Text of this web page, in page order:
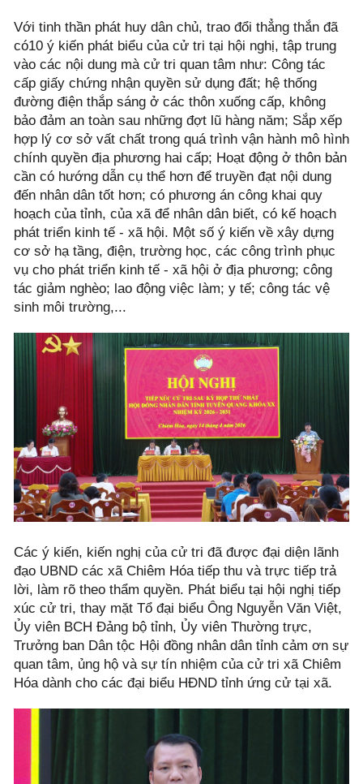
Với tinh thần phát huy dân chủ, trao đổi thẳng thắn đã
có10 ý kiến phát biểu của cử tri tại hội nghị, tập trung
vào các nội dung mà cử tri quan tâm như: Công tác
cấp giấy chứng nhận quyền sử dụng đất; hệ thống
đường điện thắp sáng ở các thôn xuống cấp, không
bảo đảm an toàn sau những đợt lũ hàng năm; Sắp xếp
hợp lý cơ sở vất chất trong quá trình vận hành mô hình
chính quyền địa phương hai cấp; Hoạt động ở thôn bản
cần có hướng dẫn cụ thể hơn để truyền đạt nội dung
đến nhân dân tốt hơn; có phương án công khai quy
hoạch của tỉnh, của xã để nhân dân biết, có kế hoạch
phát triển kinh tế - xã hội. Một số ý kiến về xây dựng
cơ sở hạ tầng, điện, trường học, các công trình phục
vụ cho phát triển kinh tế - xã hội ở địa phương; công
tác giảm nghèo; lao động việc làm; y tế; công tác vệ
sinh môi trường,...
Các ý kiến, kiến nghị của cử tri đã được đại diện lãnh
đạo UBND các xã Chiêm Hóa tiếp thu và trực tiếp trả
lời, làm rõ theo thẩm quyền. Phát biểu tại hội nghị tiếp
xúc cử tri, thay mặt Tổ đại biểu Ông Nguyễn Văn Việt,
Ủy viên BCH Đảng bộ tỉnh, Ủy viên Thường trực,
Trưởng ban Dân tộc Hội đồng nhân dân tỉnh cảm ơn sự
quan tâm, ủng hộ và sự tín nhiệm của cử tri xã Chiêm
Hóa dành cho các đại biểu HĐND tỉnh ứng cử tại xã.